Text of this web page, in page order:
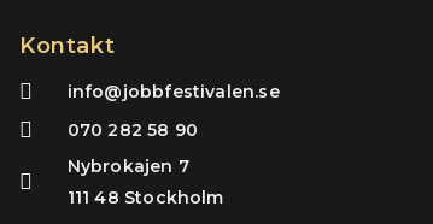
Kontakt
info@jobbfestivalen.se
070 282 58 90
Nybrokajen 7
111 48 Stockholm